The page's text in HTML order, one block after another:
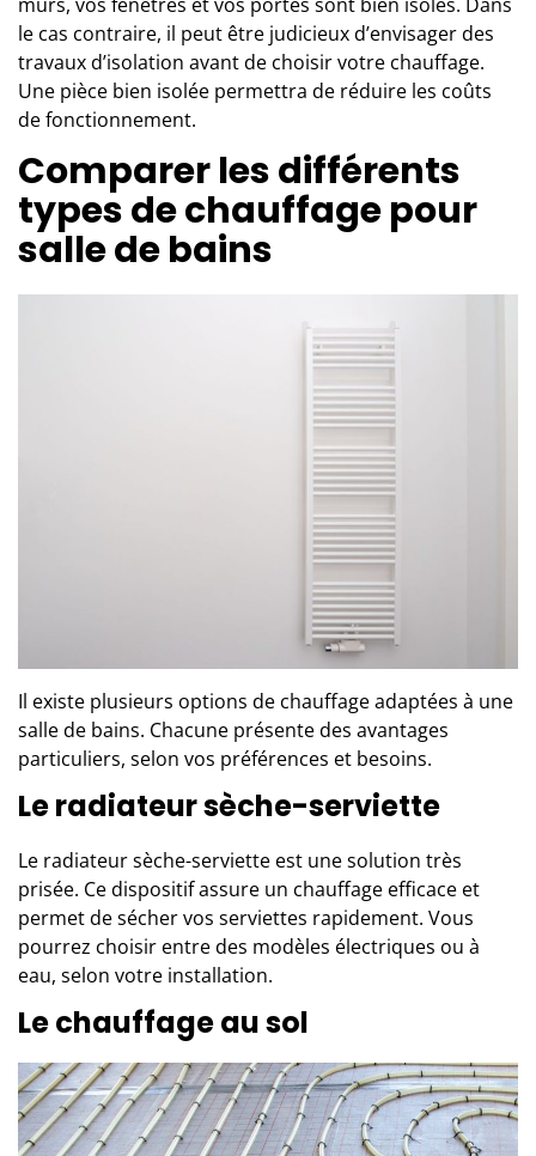
le cas contraire, il peut être judicieux d’envisager des
travaux d’isolation avant de choisir votre chauffage.
Une pièce bien isolée permettra de réduire les coûts
de fonctionnement.
Comparer les différents
types de chauffage pour
salle de bains
Il existe plusieurs options de chauffageadaptées à une
salle de bains. Chacune présente des avantages
particuliers, selon vos préférences et besoins.
Le radiateur sèche-serviette
Le radiateur sèche-serviette est une solution très
prisée. Ce dispositif assure un chauffage efficace et
permet de sécher vos serviettes rapidement. Vous
pourrez choisir entre des modèles électriques ou à
eau, selon votre installation.
Le chauffage au sol